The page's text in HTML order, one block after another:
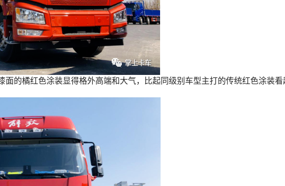
面的橘红色涂装显得格外高端和大气，比起同级别车型主打的传统红色涂装看